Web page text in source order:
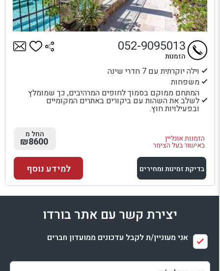
וילה יוקרתית עם 7 חדרי שינה
משפחות
המתחם ממוקם בסמוך לחופים המרהיבים, כך שמומלץ
לשלב את השהות עם ביקורים באתרים המקומיים
ובפעילויות חוץ.
הזמנות אונליין
באישור בעל הצימר
052-9095013
הזמנות
החל מ
₪8600
בדיקת זמינות ומחירים
למתחם זה
בדיקת זמינות ומחירים
למידע נוסף
יצירת קשר עם אתר בורדו
אני מעוניין/ת לקבל עדכונים ממועדון חברים